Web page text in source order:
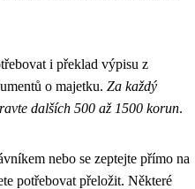
i překlad výpisu z
o majetku. Za každý
dalších 500 až 1500 korun.
nebo se zeptejte přímo na
potřebovat přeložit. Některé